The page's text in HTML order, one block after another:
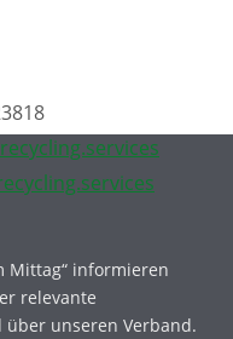
Mittag“ informieren
relevante
unseren Verband.